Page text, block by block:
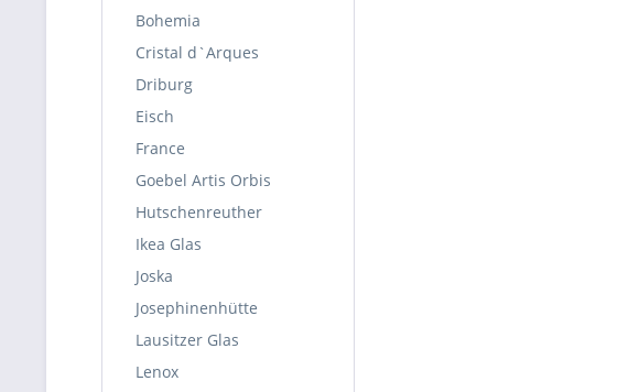
Bohemia
Cristal d`Arques
Driburg
Eisch
France
Goebel Artis Orbis
Hutschenreuther
Ikea Glas
Joska
Josephinenhütte
Lausitzer Glas
Lenox